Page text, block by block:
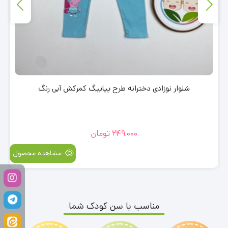
شلوار نوزادی دخترانه طرح پپاپیگ کمرکش آبی رنگ
249,000 تومان
مشاهده محصول
مناسب با سن کودک شما